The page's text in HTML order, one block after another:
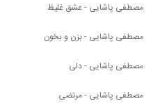
مصطفی پاشایی - عشق غلیظ
مصطفی پاشایی - بزن و بخون
مصطفی پاشایی - دلی
مصطفی پاشایی - مرتضی